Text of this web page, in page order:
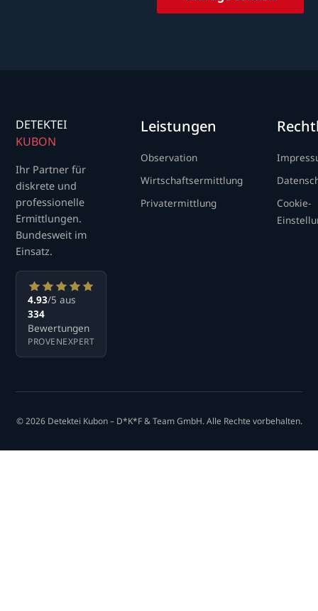
DETEKTEI
KUBON
Ihr Partner für
diskrete und
professionelle
Ermittlungen.
Bundesweit im
Einsatz.
4.93/5 aus
334
Bewertungen
PROVENEXPERT
Leistungen
Observation
Wirtschaftsermittlung
Privatermittlung
Cookie-
© 2026 Detektei Kubon – D*K*F & Team GmbH. Alle Rechte vorbehalten.